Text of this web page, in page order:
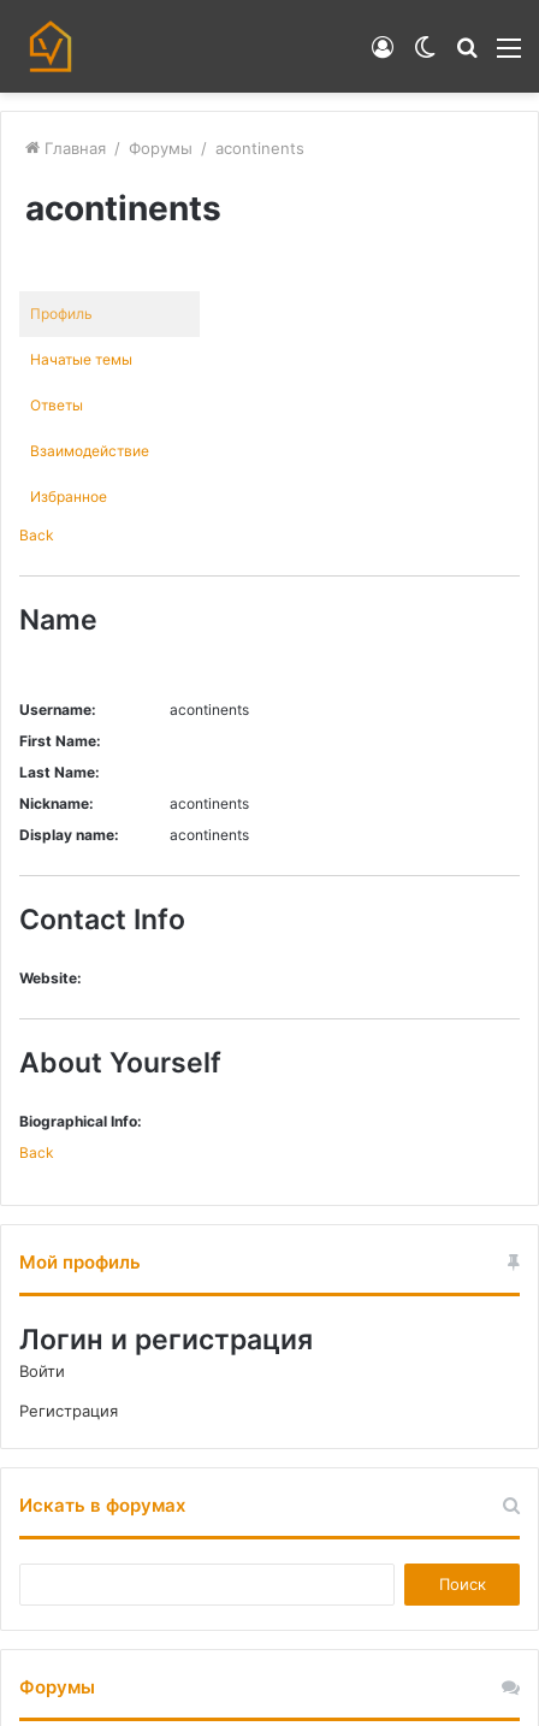
Switch
Войти
Главная / Форумы / acontinents
acontinents
Профиль
Начатые темы
Ответы
Взаимодействие
Избранное
Back
Name
Username:
acontinents
First Name:
Last Name:
Nickname:
acontinents
Display name:
acontinents
Contact Info
Website:
About Yourself
Biographical Info:
Back
Мой профиль
Логин и регистрация
Войти
Регистрация
Искать в форумах
Форумы